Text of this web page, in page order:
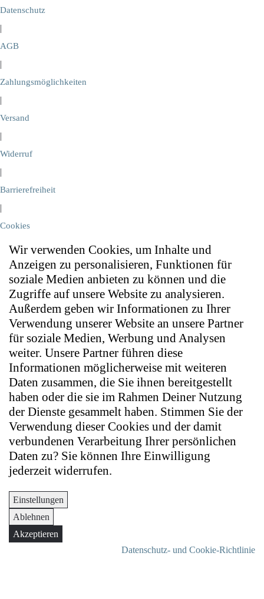
Datenschutz
|
AGB
|
Zahlungsmöglichkeiten
|
Versand
|
Widerruf
|
Barrierefreiheit
|
Cookies
Wir verwenden Cookies, um Inhalte und
Anzeigen zu personalisieren, Funktionen für
soziale Medien anbieten zu können und die
Zugriffe auf unsere Website zu analysieren.
Außerdem geben wir Informationen zu Ihrer
Verwendung unserer Website an unsere Partner
für soziale Medien, Werbung und Analysen
weiter. Unsere Partner führen diese
Informationen möglicherweise mit weiteren
Daten zusammen, die Sie ihnen bereitgestellt
haben oder die sie im Rahmen Deiner Nutzung
der Dienste gesammelt haben. Stimmen Sie der
Verwendung dieser Cookies und der damit
verbundenen Verarbeitung Ihrer persönlichen
Daten zu? Sie können Ihre Einwilligung
jederzeit widerrufen.
Einstellungen
Ablehnen
Akzeptieren
Datenschutz- und Cookie-Richtlinie